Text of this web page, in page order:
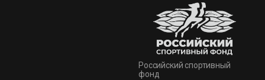
Российский спортивный
фонд